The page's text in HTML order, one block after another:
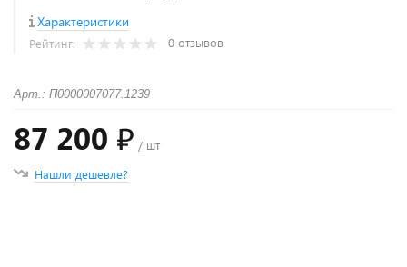
Характеристики
Рейтинг: 0 отзывов
Арт.: П0000007077.1239
87 200 ₽ / шт
Нашли дешевле?